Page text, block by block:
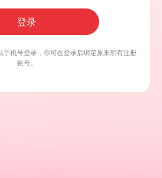
登录
手机号登录，你可在登录后绑定原来所有注册
账号。